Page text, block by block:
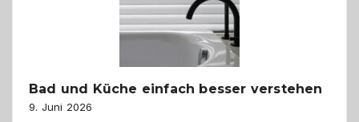
Bad und Küche einfach besser verstehen
9. Juni 2026